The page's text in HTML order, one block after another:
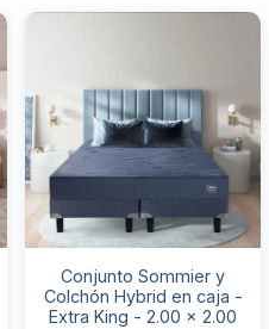
Conjunto Sommier y
Colchón Hybrid en caja -
Extra King - 2.00 x 2.00